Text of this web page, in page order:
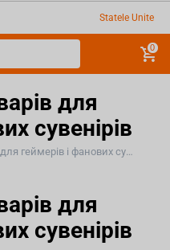
Statele Unite
0
для
сувенірів
Даєш більше товарів для геймерів і фанових сувенірів
для
сувенірів